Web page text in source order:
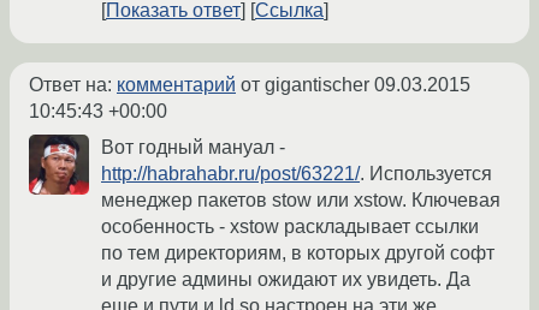
Показать ответ Ссылка
Ответ на: комментарий от gigantischer 09.03.2015
10:45:43 +00:00
Вот годный мануал -
http://habrahabr.ru/post/63221/. Используется
менеджер пакетов stow или xstow. Ключевая
особенность - xstow раскладывает ссылки
по тем директориям, в которых другой софт
и другие админы ожидают их увидеть. Да